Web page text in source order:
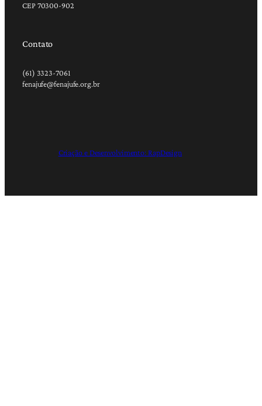
CEP 70300-902
Contato
(61) 3323-7061
fenajufe@fenajufe.org.br
Criação e Desenvolvimento: RapDesign